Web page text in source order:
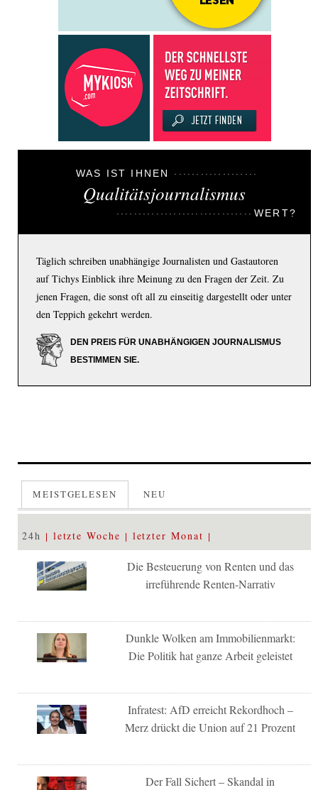
WAS IST IHNEN
Qualitätsjournalismus
WERT?
Täglich schreiben unabhängige Journalisten und Gastautoren
auf Tichys Einblick ihre Meinung zu den Fragen der Zeit. Zu
jenen Fragen, die sonst oft all zu einseitig dargestellt oder unter
den Teppich gekehrt werden.
DEN PREIS FÜR UNABHÄNGIGEN JOURNALISMUS
BESTIMMEN SIE.
MEISTGELESEN NEU
24h letzte Woche letzter Monat
Die Besteuerung von Renten und das
irreführende Renten-Narrativ
Dunkle Wolken am Immobilienmarkt:
Die Politik hat ganze Arbeit geleistet
Infratest: AfD erreicht Rekordhoch –
Merz drückt die Union auf 21 Prozent
Der Fall Sichert – Skandal in